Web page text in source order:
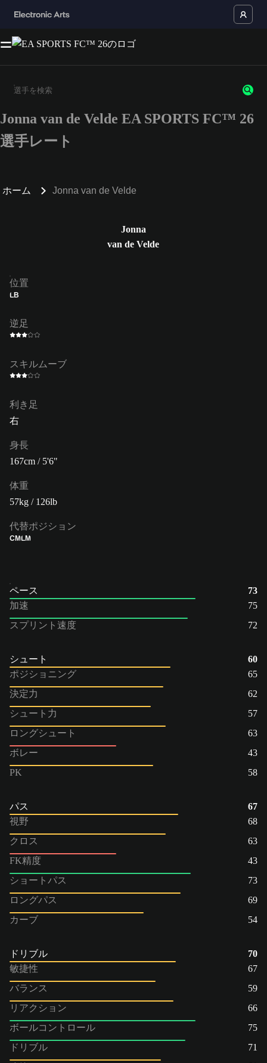
3文字以上の文字または数字を入力してください。
Jonna van de Velde EA SPORTS FC™ 26
選手レート
ホーム Jonna van de Velde
Jonna
van de Velde
位置
LB
逆足
スキルムーブ
利き足
右
身長
167cm / 5'6"
体重
57kg / 126lb
代替ポジション
CMLM
ペース
73
加速
75
スプリント速度
72
シュート
60
ポジショニング
65
決定力
62
シュート力
57
ロングシュート
63
ボレー
43
PK
58
パス
67
視野
68
クロス
63
FK精度
43
ショートパス
73
ロングパス
69
カーブ
54
ドリブル
70
敏捷性
67
バランス
59
リアクション
66
ボールコントロール
75
ドリブル
71